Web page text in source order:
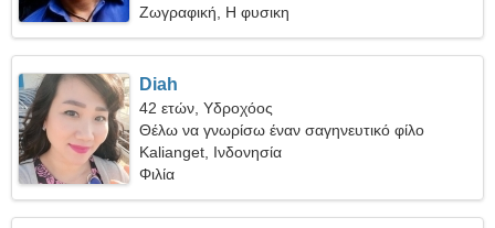
Ζωγραφική, Η φυσικη
Diah
42 ετών, Υδροχόος
Θέλω να γνωρίσω έναν σαγηνευτικό φίλο
Kalianget, Ινδονησία
Φιλία